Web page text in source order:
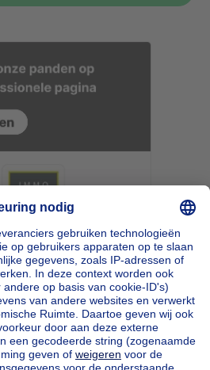
Brussel (provincie)
Kopen uw huis in Anderlecht